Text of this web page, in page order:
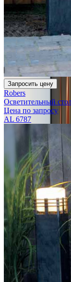
Запросить цену
Robers
Осветительный
Цена по запросу
AL 6787